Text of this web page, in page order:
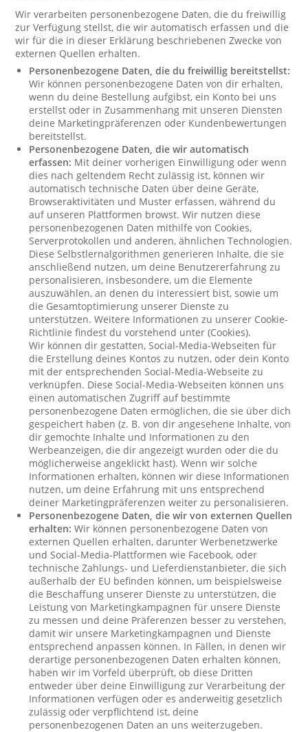
Wir verarbeiten personenbezogene Daten, die du freiwillig
zur Verfügung stellst, die wir automatisch erfassen und die
wir für die in dieser Erklärung beschriebenen Zwecke von
externen Quellen erhalten.
Personenbezogene Daten, die du freiwillig bereitstellst:
Wir können personenbezogene Daten von dir erhalten,
wenn du deine Bestellung aufgibst, ein Konto bei uns
erstellst oder in Zusammenhang mit unseren Diensten
deine Marketingpräferenzen oder Kundenbewertungen
bereitstellst.
Personenbezogene Daten, die wir automatisch
erfassen: Mit deiner vorherigen Einwilligung oder wenn
dies nach geltendem Recht zulässig ist, können wir
automatisch technische Daten über deine Geräte,
Browseraktivitäten und Muster erfassen, während du
auf unseren Plattformen browst. Wir nutzen diese
personenbezogenen Daten mithilfe von Cookies,
Serverprotokollen und anderen, ähnlichen Technologien.
Diese Selbstlernalgorithmen generieren Inhalte, die sie
anschließend nutzen, um deine Benutzererfahrung zu
personalisieren, insbesondere, um die Elemente
auszuwählen, an denen du interessiert bist, sowie um
die Gesamtoptimierung unserer Dienste zu
unterstützen. Weitere Informationen zu unserer Cookie-
Richtlinie findest du vorstehend unter (Cookies).
Wir können dir gestatten, Social-Media-Webseiten für
die Erstellung deines Kontos zu nutzen, oder dein Konto
mit der entsprechenden Social-Media-Webseite zu
verknüpfen. Diese Social-Media-Webseiten können uns
einen automatischen Zugriff auf bestimmte
personenbezogene Daten ermöglichen, die sie über dich
gespeichert haben (z. B. von dir angesehene Inhalte, von
dir gemochte Inhalte und Informationen zu den
Werbeanzeigen, die dir angezeigt wurden oder die du
möglicherweise angeklickt hast). Wenn wir solche
Informationen erhalten, können wir diese Informationen
nutzen, um deine Erfahrung mit uns entsprechend
deiner Marketingpräferenzen weiter zu personalisieren.
Personenbezogene Daten, die wir von externen Quellen
erhalten: Wir können personenbezogene Daten von
externen Quellen erhalten, darunter Werbenetzwerke
und Social-Media-Plattformen wie Facebook, oder
technische Zahlungs- und Lieferdienstanbieter, die sich
außerhalb der EU befinden können, um beispielsweise
die Beschaffung unserer Dienste zu unterstützen, die
Leistung von Marketingkampagnen für unsere Dienste
zu messen und deine Präferenzen besser zu verstehen,
damit wir unsere Marketingkampagnen und Dienste
entsprechend anpassen können. In Fällen, in denen wir
derartige personenbezogenen Daten erhalten können,
haben wir im Vorfeld überprüft, ob diese Dritten
entweder über deine Einwilligung zur Verarbeitung der
Informationen verfügen oder es anderweitig gesetzlich
zulässig oder verpflichtend ist, deine
personenbezogenen Daten an uns weiterzugeben.